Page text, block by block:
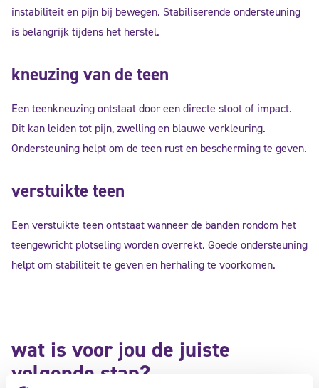
instabiliteit en pijn bij bewegen. Stabiliserende ondersteuning
is belangrijk tijdens het herstel.
kneuzing van de teen
Een teenkneuzing ontstaat door een directe stoot of impact.
Dit kan leiden tot pijn, zwelling en blauwe verkleuring.
Ondersteuning helpt om de teen rust en bescherming te geven.
verstuikte teen
Een verstuikte teen ontstaat wanneer de banden rondom het
teengewricht plotseling worden overrekt. Goede ondersteuning
helpt om stabiliteit te geven en herhaling te voorkomen.
wat is voor jou de juiste
volgende stap?